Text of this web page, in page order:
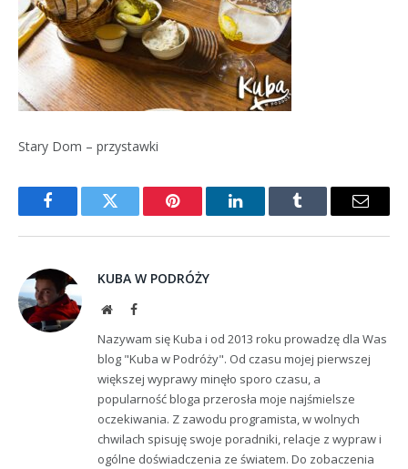
Stary Dom – przystawki
FacebookTwitter Pinterest LinkedInTumblr Email
KUBA W PODRÓŻY
WebsiteFacebook
Nazywam się Kuba i od 2013 roku prowadzę dla Was
blog "Kuba w Podróży". Od czasu mojej pierwszej
większej wyprawy minęło sporo czasu, a
popularność bloga przerosła moje najśmielsze
oczekiwania. Z zawodu programista, w wolnych
chwilach spisuję swoje poradniki, relacje z wypraw i
ogólne doświadczenia ze światem. Do zobaczenia